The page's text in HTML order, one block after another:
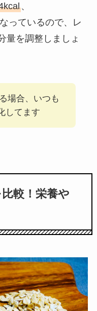
、
っているので、レ
量を調整しましょ
場合、いつも
してます
較！栄養や